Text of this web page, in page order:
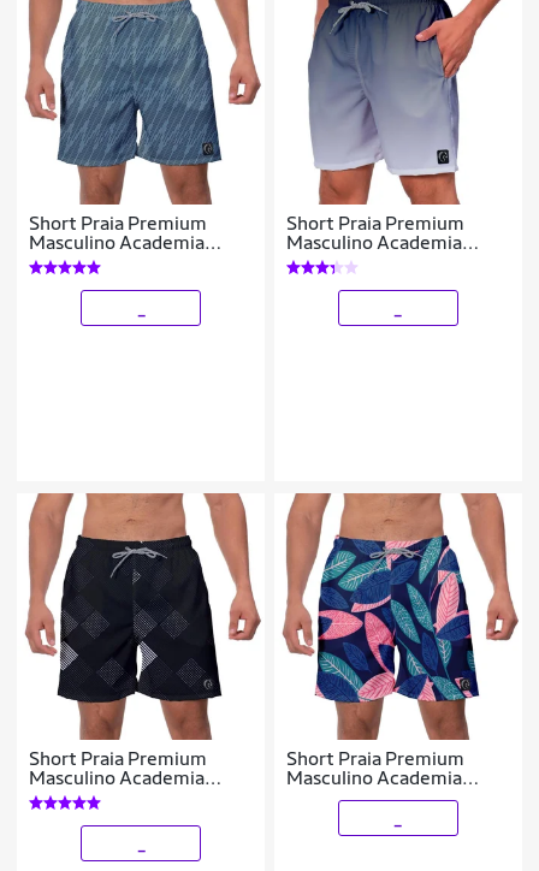
Short Praia Premium
Masculino Academia
Fitness Caminhada Linhas
Short Praia Premium
Masculino Academia
Fitness Caminhada
Degradê Branco
Short Praia Premium
Masculino Academia
Fitness Caminhada
Losango
Short Praia Premium
Masculino Academia
Fitness Caminhada